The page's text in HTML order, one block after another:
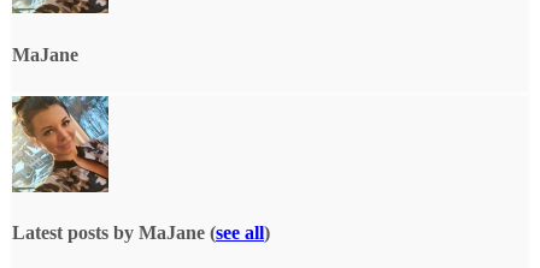
MaJane
Latest posts by MaJane (see all)